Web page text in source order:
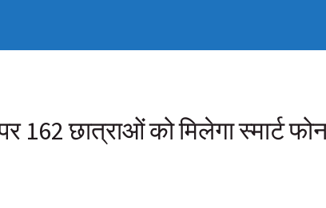
162 छात्राओं को मिलेगा स्मार्ट